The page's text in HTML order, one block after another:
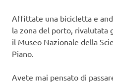
Affittate una bicicletta e
la zona del porto, rivalutata
il Museo Nazionale della
Piano.
Avete mai pensato di